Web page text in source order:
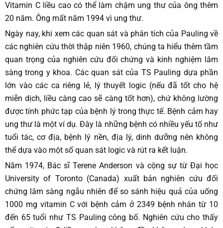
Vitamin C liều cao có thể làm chậm ung thư của ông thêm
20 năm. Ông mất năm 1994 vì ung thư.
Ngày nay, khi xem các quan sát và phân tích của Pauling về
các nghiên cứu thời thập niên 1960, chúng ta hiểu thêm tầm
quan trọng của nghiên cứu đối chứng và kinh nghiệm lâm
sàng trong y khoa. Các quan sát của TS Pauling dựa phần
lớn vào các ca riêng lẻ, lý thuyết logic (nếu đã tốt cho hệ
miễn dịch, liều càng cao sẽ càng tốt hơn), chứ không lường
được tính phức tạp của bệnh lý trong thực tế. Bệnh cảm hay
ung thư là một ví dụ. Đây là những bệnh có nhiều yếu tố như
tuổi tác, cơ địa, bệnh lý nền, địa lý, dinh dưỡng nên không
thể dựa vào một số quan sát logic và rút ra kết luận.
Năm 1974, Bác sĩ Terene Anderson và cộng sự từ Đại học
University of Toronto (Canada) xuất bản nghiên cứu đối
chứng lâm sàng ngẫu nhiên để so sánh hiệu quả của uống
1000 mg vitamin C với bệnh cảm ở 2349 bệnh nhân từ 10
đến 65 tuổi như TS Pauling công bố. Nghiên cứu cho thấy